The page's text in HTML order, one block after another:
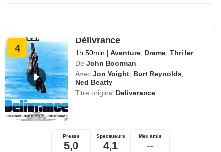
4
Délivrance
1h 50min | Aventure Drame ,Thriller
De John Boorman
Avec Jon Voight Burt Reynolds
Ned Beatty
Titre original Deliverance
Presse
5,0
Spectateurs
4,1
Mes amis
--